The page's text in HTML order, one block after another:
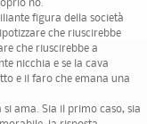
figura della società
che riuscirebbe
che riuscirebbe a
nicchia e se la cava
e il faro che emana una
ama. Sia il primo caso, sia